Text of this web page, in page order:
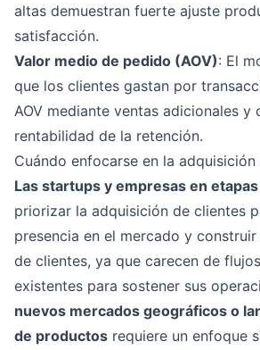
altas demuestran fuerte ajuste
satisfacción.
Valor medio de pedido (AOV): El
que los clientes gastan por
AOV mediante ventas adicionales y
rentabilidad de la retención.
Cuándo enfocarse en la
Las startups y empresas en
priorizar la adquisición de clientes
presencia en el mercado y
de clientes, ya que carecen de
existentes para sostener sus
nuevos mercados geográficos o
de productos requiere un enfoque